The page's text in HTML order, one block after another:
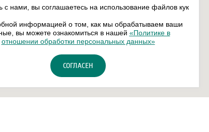
с нами, вы соглашаетесь на использование файлов кук
информацией о том, как мы обрабатываем ваши
вы можете ознакомиться в нашей «Политике в
отношении обработки персональных данных»
СОГЛАСЕН